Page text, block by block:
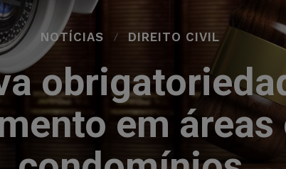
NOTÍCIAS DIREITO CIVIL
em áreas